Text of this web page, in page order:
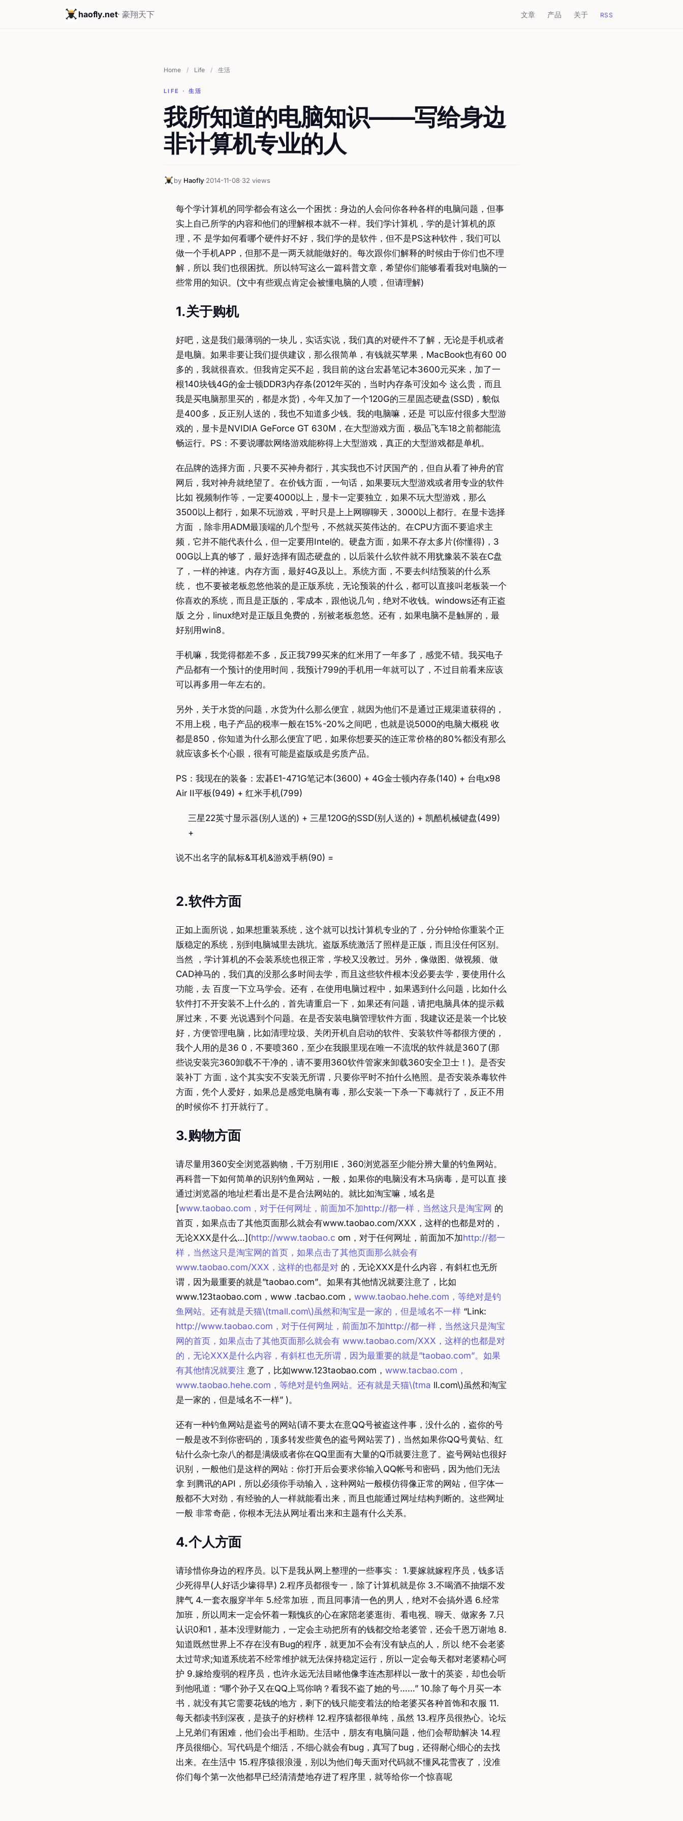
haofly.net· 豪翔天下 文章 产品 关于 RSS
Home / Life / 生活
LIFE · 生活
我所知道的电脑知识——写给身边
非计算机专业的人
by Haofly·2014-11-08·32 views
每个学计算机的同学都会有这么一个困扰：身边的人会问你各种各样的电脑问题，但事
实上自己所学的内容和他们的理解根本就不一样。我们学计算机，学的是计算机的原
理，不 是学如何看哪个硬件好不好，我们学的是软件，但不是PS这种软件，我们可以
做一个手机APP，但那不是一两天就能做好的。每次跟你们解释的时候由于你们也不理
解，所以 我们也很困扰。所以特写这么一篇科普文章，希望你们能够看看我对电脑的一
些常用的知识。(文中有些观点肯定会被懂电脑的人喷，但请理解)
1.关于购机
好吧，这是我们最薄弱的一块儿，实话实说，我们真的对硬件不了解，无论是手机或者
是电脑。如果非要让我们提供建议，那么很简单，有钱就买苹果，MacBook也有60 00
多的，我就很喜欢。但我肯定买不起，我目前的这台宏碁笔记本3600元买来，加了一
根140块钱4G的金士顿DDR3内存条(2012年买的，当时内存条可没如今 这么贵，而且
我是买电脑那里买的，都是水货)，今年又加了一个120G的三星固态硬盘(SSD)，貌似
是400多，反正别人送的，我也不知道多少钱。我的电脑嘛，还是 可以应付很多大型游
戏的，显卡是NVIDIA GeForce GT 630M，在大型游戏方面，极品飞车18之前都能流
畅运行。PS：不要说哪款网络游戏能称得上大型游戏，真正的大型游戏都是单机。
在品牌的选择方面，只要不买神舟都行，其实我也不讨厌国产的，但自从看了神舟的官
网后，我对神舟就绝望了。在价钱方面，一句话，如果要玩大型游戏或者用专业的软件
比如 视频制作等，一定要4000以上，显卡一定要独立，如果不玩大型游戏，那么
3500以上都行，如果不玩游戏，平时只是上上网聊聊天，3000以上都行。在显卡选择
方面 ，除非用ADM最顶端的几个型号，不然就买英伟达的。在CPU方面不要追求主
频，它并不能代表什么，但一定要用Intel的。硬盘方面，如果不存太多片(你懂得)，3
00G以上真的够了，最好选择有固态硬盘的，以后装什么软件就不用犹豫装不装在C盘
了，一样的神速。内存方面，最好4G及以上。系统方面，不要去纠结预装的什么系
统， 也不要被老板忽悠他装的是正版系统，无论预装的什么，都可以直接叫老板装一个
你喜欢的系统，而且是正版的，零成本，跟他说几句，绝对不收钱。windows还有正盗
版 之分，linux绝对是正版且免费的，别被老板忽悠。还有，如果电脑不是触屏的，最
好别用win8。
手机嘛，我觉得都差不多，反正我799买来的红米用了一年多了，感觉不错。我买电子
产品都有一个预计的使用时间，我预计799的手机用一年就可以了，不过目前看来应该
可以再多用一年左右的。
另外，关于水货的问题，水货为什么那么便宜，就因为他们不是通过正规渠道获得的，
不用上税，电子产品的税率一般在15%-20%之间吧，也就是说5000的电脑大概税 收
都是850，你知道为什么那么便宜了吧，如果你想要买的连正常价格的80%都没有那么
就应该多长个心眼，很有可能是盗版或是劣质产品。
PS：我现在的装备：宏碁E1-471G笔记本(3600) + 4G金士顿内存条(140) + 台电x98
Air II平板(949) + 红米手机(799)
三星22英寸显示器(别人送的) + 三星120G的SSD(别人送的) + 凯酷机械键盘(499)
+
说不出名字的鼠标&耳机&游戏手柄(90) =
2.软件方面
正如上面所说，如果想重装系统，这个就可以找计算机专业的了，分分钟给你重装个正
版稳定的系统，别到电脑城里去跳坑。盗版系统激活了照样是正版，而且没任何区别。
当然 ，学计算机的不会装系统也很正常，学校又没教过。另外，像做图、做视频、做
CAD神马的，我们真的没那么多时间去学，而且这些软件根本没必要去学，要使用什么
功能，去 百度一下立马学会。还有，在使用电脑过程中，如果遇到什么问题，比如什么
软件打不开安装不上什么的，首先请重启一下，如果还有问题，请把电脑具体的提示截
屏过来，不要 光说遇到个问题。在是否安装电脑管理软件方面，我建议还是装一个比较
好，方便管理电脑，比如清理垃圾、关闭开机自启动的软件、安装软件等都很方便的，
我个人用的是36 0，不要喷360，至少在我眼里现在唯一不流氓的软件就是360了(那
些说安装完360卸载不干净的，请不要用360软件管家来卸载360安全卫士！)。是否安
装补丁 方面，这个其实安不安装无所谓，只要你平时不拍什么艳照。是否安装杀毒软件
方面，凭个人爱好，如果总是感觉电脑有毒，那么安装一下杀一下毒就行了，反正不用
的时候你不 打开就行了。
3.购物方面
请尽量用360安全浏览器购物，千万别用IE，360浏览器至少能分辨大量的钓鱼网站。
再科普一下如何简单的识别钓鱼网站，一般，如果你的电脑没有木马病毒，是可以直 接
通过浏览器的地址栏看出是不是合法网站的。就比如淘宝嘛，域名是
[www.taobao.com，对于任何网址，前面加不加http://都一样，当然这只是淘宝网 的
首页，如果点击了其他页面那么就会有www.taobao.com/XXX，这样的也都是对的，
无论XXX是什么…](http://www.taobao.c om，对于任何网址，前面加不加http://都一
样，当然这只是淘宝网的首页，如果点击了其他页面那么就会有
www.taobao.com/XXX，这样的也都是对 的，无论XXX是什么内容，有斜杠也无所
谓，因为最重要的就是”taobao.com”。如果有其他情况就要注意了，比如
www.123taobao.com，www .tacbao.com， www.taobao.hehe.com，等绝对是钓
鱼网站。还有就是天猫\(tmall.com\)虽然和淘宝是一家的，但是域名不一样 “Link:
http://www.taobao.com，对于任何网址，前面加不加http://都一样，当然这只是淘宝
网的首页，如果点击了其他页面那么就会有 www.taobao.com/XXX，这样的也都是对
的，无论XXX是什么内容，有斜杠也无所谓，因为最重要的就是”taobao.com”。如果
有其他情况就要注 意了，比如www.123taobao.com， www.tacbao.com，
www.taobao.hehe.com，等绝对是钓鱼网站。还有就是天猫\(tma ll.com\)虽然和淘宝
是一家的，但是域名不一样” )。
还有一种钓鱼网站是盗号的网站(请不要太在意QQ号被盗这件事，没什么的，盗你的号
一般是改不到你密码的，顶多转发些黄色的盗号网站罢了)，当然如果你QQ号黄钻、红
钻什么杂七杂八的都是满级或者你在QQ里面有大量的Q币就要注意了。盗号网站也很好
识别，一般他们是这样的网站：你打开后会要求你输入QQ帐号和密码，因为他们无法
拿 到腾讯的API，所以必须你手动输入，这种网站一般模仿得像正常的网站，但字体一
般都不大对劲，有经验的人一样就能看出来，而且也能通过网址结构判断的。这些网址
一般 非常奇葩，你根本无法从网址看出来和主题有什么关系。
4.个人方面
请珍惜你身边的程序员。以下是我从网上整理的一些事实： 1.要嫁就嫁程序员，钱多话
少死得早(人好话少壕得早) 2.程序员都很专一，除了计算机就是你 3.不喝酒不抽烟不发
脾气 4.一套衣服穿半年 5.经常加班，而且同事清一色的男人，绝对不会搞外遇 6.经常
加班，所以周末一定会怀着一颗愧疚的心在家陪老婆逛街、看电视、聊天、做家务 7.只
认识0和1，基本没理财能力，一定会主动把所有的钱都交给老婆管，还会千恩万谢地 8.
知道既然世界上不存在没有Bug的程序，就更加不会有没有缺点的人，所以 绝不会老婆
太过苛求;知道系统若不经常维护就无法保持稳定运行，所以一定会每天都对老婆精心呵
护 9.嫁给瘦弱的程序员，也许永远无法目睹他像李连杰那样以一敌十的英姿，却也会听
到他吼道：“哪个孙子又在QQ上骂你呐？看我不盗了她的号……” 10.除了每个月买一本
书，就没有其它需要花钱的地方，剩下的钱只能变着法的给老婆买各种首饰和衣服 11.
每天都读书到深夜，是孩子的好榜样 12.程序猿都很单纯，虽然 13.程序员很热心。论坛
上兄弟们有困难，他们会出手相助。生活中，朋友有电脑问题，他们会帮助解决 14.程
序员很细心。写代码是个细活，不细心就会有bug，真写了bug，还得耐心细心的去找
出来。在生活中 15.程序猿很浪漫，别以为他们每天面对代码就不懂风花雪夜了，没准
你们每个第一次他都早已经清清楚地存进了程序里，就等给你一个惊喜呢